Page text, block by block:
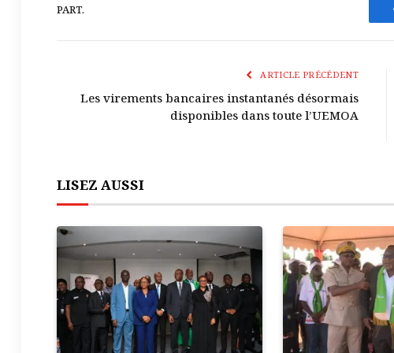
PART.
ARTICLE PRÉCÉDENT
Les virements bancaires instantanés désormais
disponibles dans toute l’UEMOA
LISEZ AUSSI